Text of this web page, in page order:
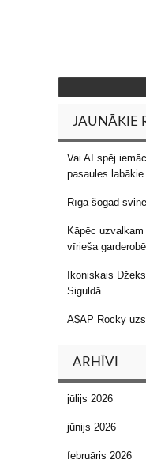
JAUNĀKIE
Vai AI spēj
pasaules
Rīga šogad
Kāpēc
vīrieša
Ikoniskais
Siguldā
A$AP Rocky
ARHĪVI
jūlijs 2026
jūnijs 2026
februāris 2026